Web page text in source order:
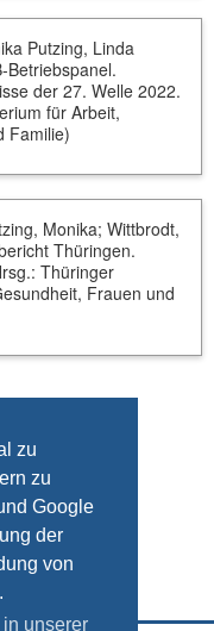
zu
zu
Google
der
von
unserer
Putzing, Linda
Betriebspanel.
der 27. Welle 2022.
für Arbeit,
Familie)
Monika; Wittbrodt,
Thüringen.
Thüringer
Frauen und